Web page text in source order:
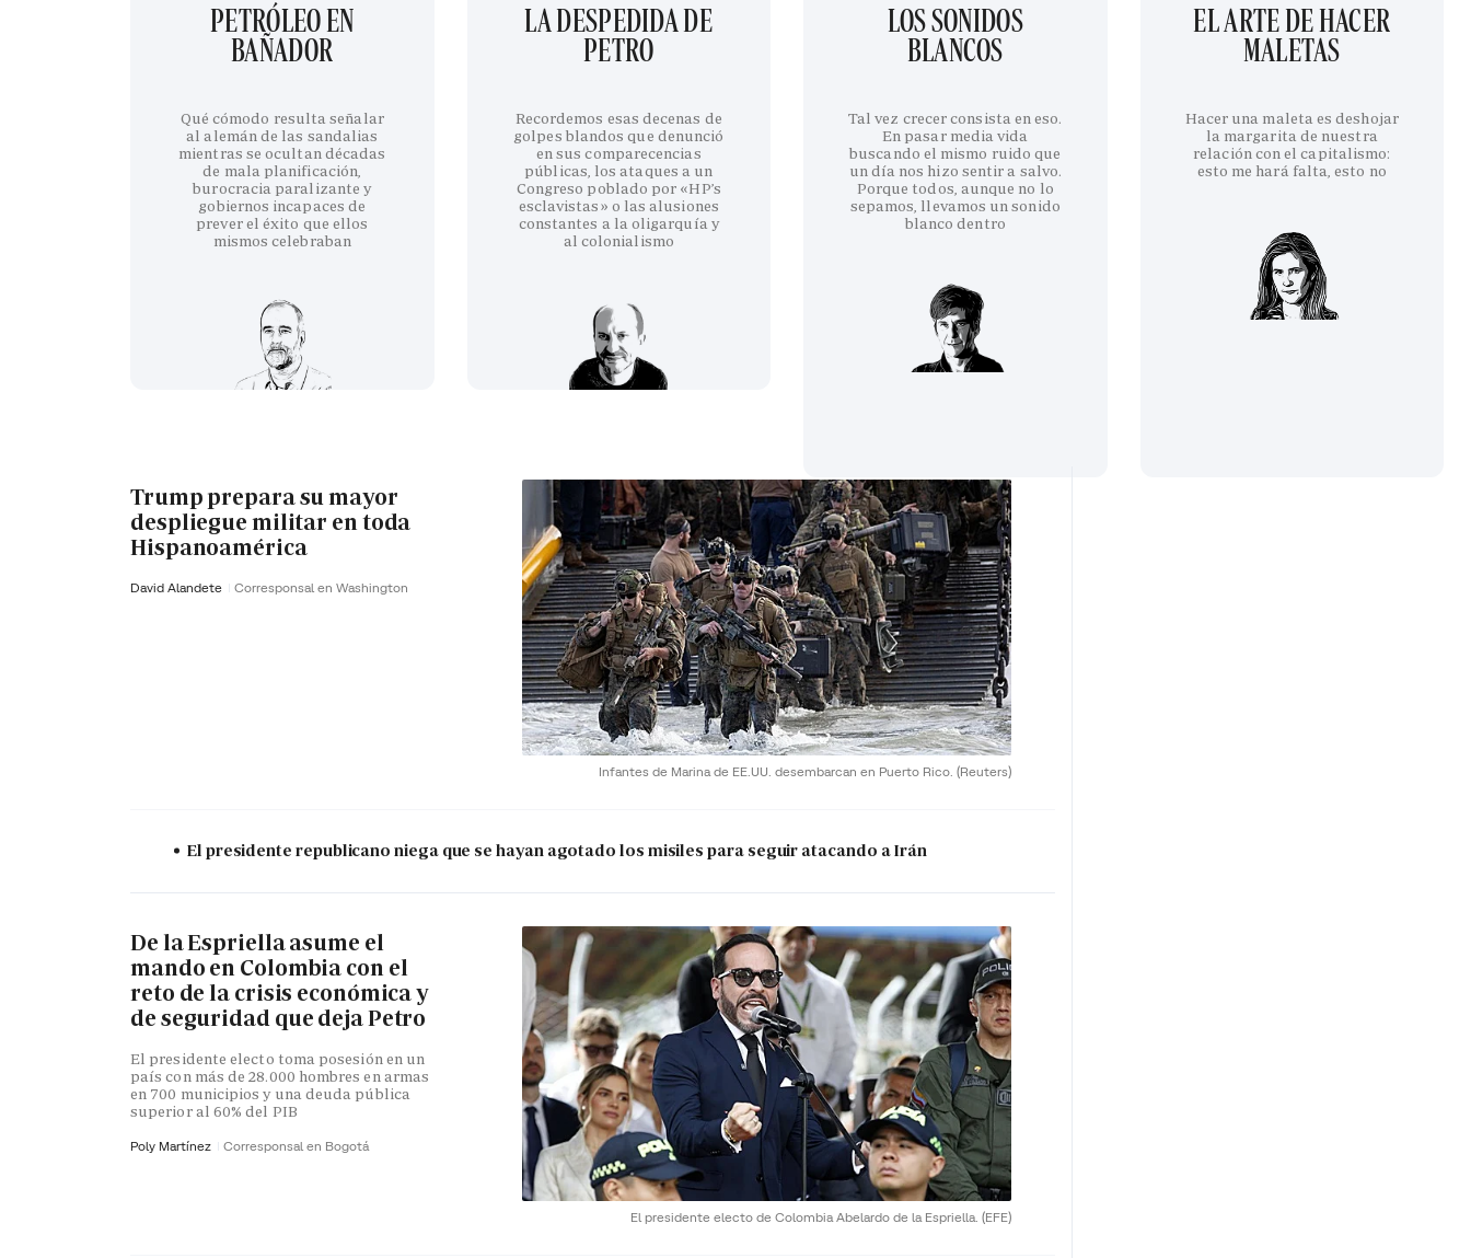
PETRÓLEO EN
BAÑADOR
Qué cómodo resulta señalar
al alemán de las sandalias
mientras se ocultan décadas
de mala planificación,
burocracia paralizante y
gobiernos incapaces de
prever el éxito que ellos
mismos celebraban
LA DESPEDIDA DE
PETRO
Recordemos esas decenas de
golpes blandos que denunció
en sus comparecencias
públicas, los ataques a un
Congreso poblado por «HP’s
esclavistas» o las alusiones
constantes a la oligarquía y
al colonialismo
LOS SONIDOS
BLANCOS
Tal vez crecer consista en eso.
En pasar media vida
buscando el mismo ruido que
un día nos hizo sentir a salvo.
Porque todos, aunque no lo
sepamos, llevamos un sonido
blanco dentro
EL ARTE DE HACER
MALETAS
Hacer una maleta es deshojar
la margarita de nuestra
relación con el capitalismo:
esto me hará falta, esto no
Infantes de Marina de EE.UU. desembarcan en Puerto Rico. (Reuters)
Trump prepara su mayor
despliegue militar en toda
Hispanoamérica
David Alandete Corresponsal en Washington
El presidente republicano niega que se hayan agotado los misiles para seguir atacando a Irán
El presidente electo de Colombia Abelardo de la Espriella. (EFE)
De la Espriella asume el
mando en Colombia con el
reto de la crisis económica y
de seguridad que deja Petro
El presidente electo toma posesión en un
país con más de 28.000 hombres en armas
en 700 municipios y una deuda pública
superior al 60% del PIB
Poly Martínez Corresponsal en Bogotá